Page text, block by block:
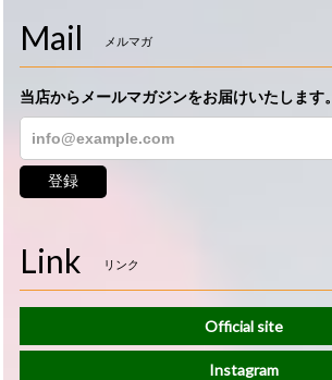
Mail メルマガ
当店からメールマガジンをお届けいたします。
登録
Link リンク
Official site
Instagram